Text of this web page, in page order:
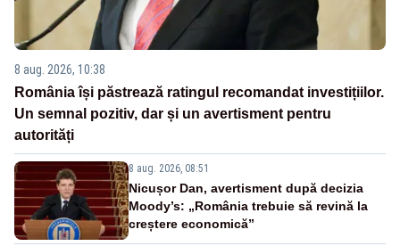
8 aug. 2026, 10:38
România își păstrează ratingul recomandat investițiilor.
Un semnal pozitiv, dar și un avertisment pentru
autorități
8 aug. 2026, 08:51
Nicușor Dan, avertisment după decizia
Moody’s: „România trebuie să revină la
creștere economică”